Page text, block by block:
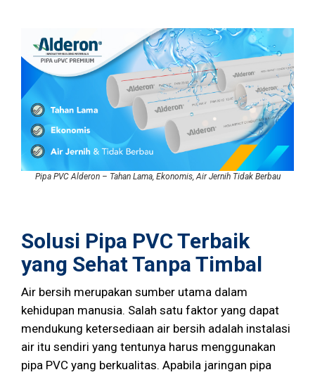
Pipa PVC Alderon – Tahan Lama, Ekonomis, Air Jernih Tidak Berbau
Solusi Pipa PVC Terbaik
yang Sehat Tanpa Timbal
Air bersih merupakan sumber utama dalam
kehidupan manusia. Salah satu faktor yang dapat
mendukung ketersediaan air bersih adalah instalasi
air itu sendiri yang tentunya harus menggunakan
pipa PVC yang berkualitas. Apabila jaringan pipa